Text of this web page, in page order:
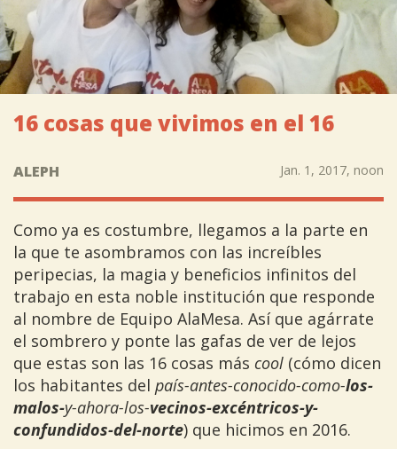
16 cosas que vivimos en el 16
ALEPH Jan. 1, 2017, noon
Como ya es costumbre, llegamos a la parte en
la que te asombramos con las increíbles
peripecias, la magia y beneficios infinitos del
trabajo en esta noble institución que responde
al nombre de Equipo AlaMesa. Así que agárrate
el sombrero y ponte las gafas de ver de lejos
que estas son las 16 cosas más cool (cómo dicen
los habitantes del país-antes-conocido-como-los-
malos-y-ahora-los-vecinos-excéntricos-y-
confundidos-del-norte) que hicimos en 2016.